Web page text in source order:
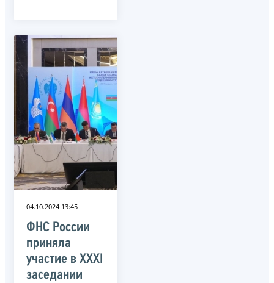
04.10.2024 13:45
ФНС России
приняла
участие в XXXI
заседании